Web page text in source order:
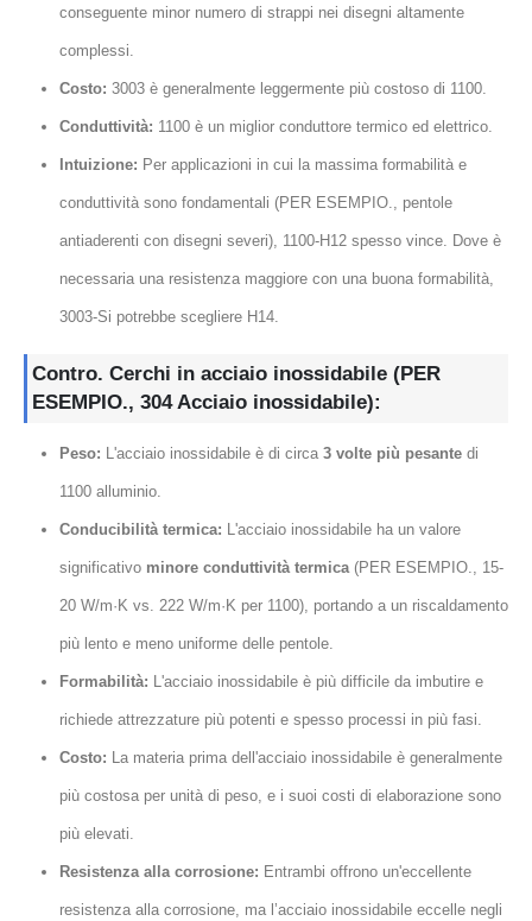
conseguente minor numero di strappi nei disegni altamente
complessi.
Costo: 3003 è generalmente leggermente più costoso di 1100.
Conduttività: 1100 è un miglior conduttore termico ed elettrico.
Intuizione: Per applicazioni in cui la massima formabilità e
conduttività sono fondamentali (PER ESEMPIO., pentole
antiaderenti con disegni severi), 1100-H12 spesso vince. Dove è
necessaria una resistenza maggiore con una buona formabilità,
3003-Si potrebbe scegliere H14.
Contro. Cerchi in acciaio inossidabile (PER
ESEMPIO., 304 Acciaio inossidabile):
Peso: L'acciaio inossidabile è di circa 3 volte più pesantedi
1100 alluminio.
Conducibilità termica: L'acciaio inossidabile ha un valore
significativo minore conduttività termica(PER ESEMPIO., 15-
20 W/m·K vs. 222 W/m·K per 1100), portando a un riscaldamento
più lento e meno uniforme delle pentole.
Formabilità: L'acciaio inossidabile è più difficile da imbutire e
richiede attrezzature più potenti e spesso processi in più fasi.
Costo: La materia prima dell'acciaio inossidabile è generalmente
più costosa per unità di peso, e i suoi costi di elaborazione sono
più elevati.
Resistenza alla corrosione: Entrambi offrono un'eccellente
resistenza alla corrosione, ma l’acciaio inossidabile eccelle negli